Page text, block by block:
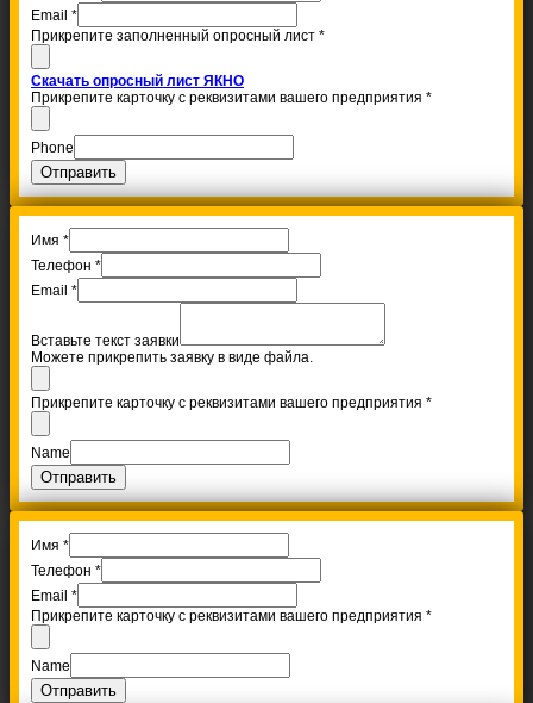
Email *
Прикрепите заполненный опросный лист *
Скачать опросный лист ЯКНО
Прикрепите карточку с реквизитами вашего предприятия *
Phone
Отправить
Имя *
Телефон *
Email *
Вставьте текст заявки
Можете прикрепить заявку в виде файла.
Прикрепите карточку с реквизитами вашего предприятия *
Name
Отправить
Имя *
Телефон *
Email *
Прикрепите карточку с реквизитами вашего предприятия *
Name
Отправить